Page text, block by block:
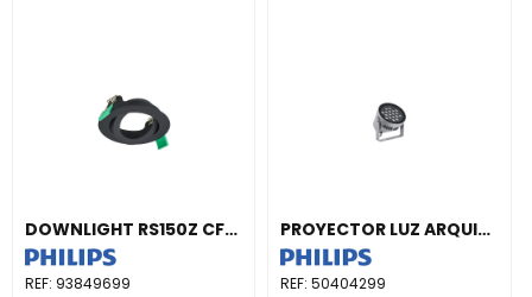
DOWNLIGHT RS150Z CFRM RND-ADJUST D80 NEGRO
REF: 93849699
PROYECTOR LUZ ARQUITECTÓNICA BVP372 16LED 30K 220V 15° 40W HP
REF:50404299